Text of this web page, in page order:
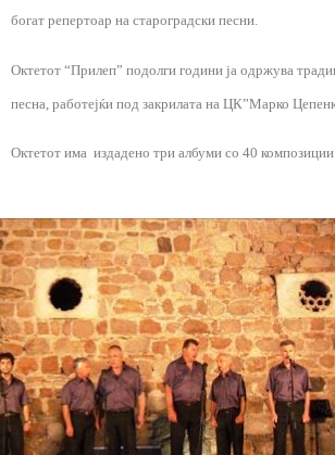
богат репертоар на староградски песни.
Октетот “Прилеп” подолги години ја одржува
песна, работејќи под закрилата на ЦК”Марко
Октетот има издадено три албуми со 40